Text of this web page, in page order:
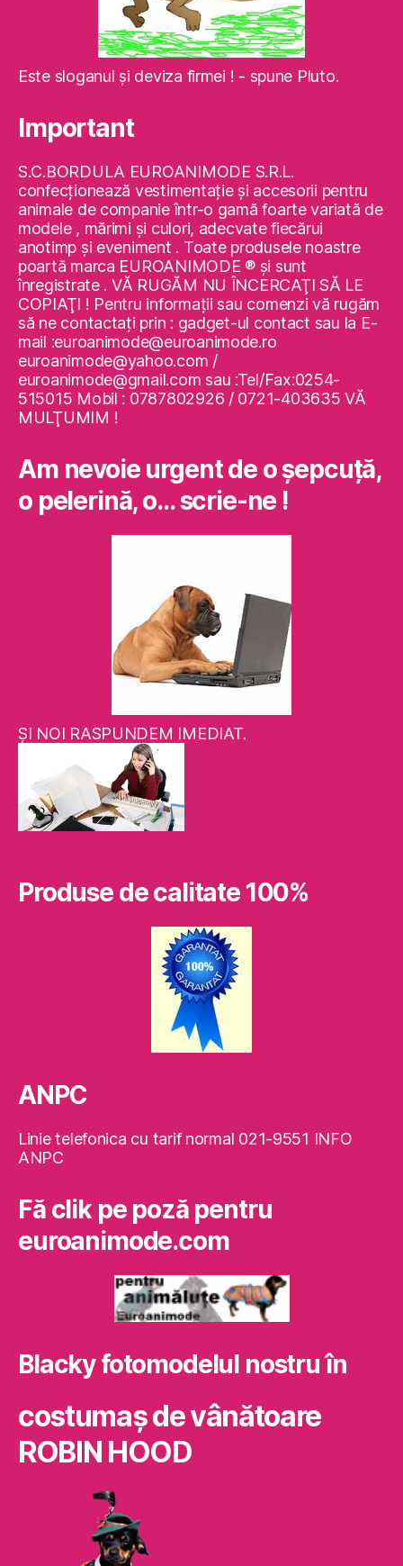
Este sloganul şi deviza firmei ! - spune Pluto.
Important
S.C.BORDULA EUROANIMODE S.R.L.
confecţionează vestimentaţie şi accesorii pentru
animale de companie într-o gamă foarte variată de
modele , mărimi şi culori, adecvate fiecărui
anotimp şi eveniment . Toate produsele noastre
poartă marca EUROANIMODE ® şi sunt
înregistrate . VĂ RUGĂM NU ÎNCERCAŢI SĂ LE
COPIAŢI ! Pentru informaţii sau comenzi vă rugăm
să ne contactaţi prin : gadget-ul contact sau la E-
mail :euroanimode@euroanimode.ro
euroanimode@yahoo.com /
euroanimode@gmail.com sau :Tel/Fax:0254-
515015 Mobil : 0787802926 / 0721-403635 VĂ
MULŢUMIM !
Am nevoie urgent de o şepcuţă,
o pelerină, o… scrie-ne !
ŞI NOI RASPUNDEM IMEDIAT.
Produse de calitate 100%
ANPC
Linie telefonica cu tarif normal 021-9551 INFO
ANPC
Fă clik pe poză pentru
euroanimode.com
Blacky fotomodelul nostru în
costumaş de vânătoare
ROBIN HOOD